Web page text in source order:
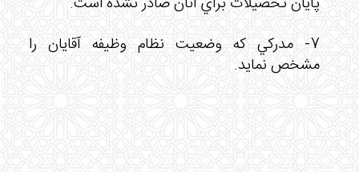
7- مدركي كه وضعيت نظام وظيفه آقایان را
مشخص نمايد.